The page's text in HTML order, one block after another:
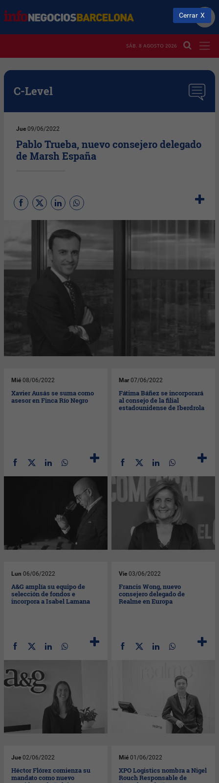
SÁB. 8 AGOSTO 2026
C-Level
Jue 09/06/2022
Pablo Trueba, nuevo consejero delegado
de Marsh España
Mié 08/06/2022
Xavier Ausás se suma como
asesor en Finca Río Negro
Mar 07/06/2022
Fátima Báñez se incorporará
al consejo de la filial
estadounidense de Iberdrola
Lun 06/06/2022
A&G amplía su equipo de
selección de fondos e
incorpora a Isabel Lamana
Vie 03/06/2022
Francis Wong, nuevo
consejero delegado de
Realme en Europa
Jue 02/06/2022
Héctor Flórez comienza su
mandato como nuevo
Mié 01/06/2022
XPO Logistics nombra a Nigel
Rouch Responsable de
Cerrar